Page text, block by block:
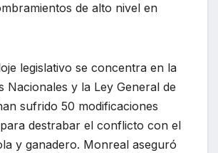
de alto nivel en
legislativo se concentra en la
Nacionales y la Ley General de
sufrido 50 modificaciones
destrabar el conflicto con el
y ganadero. Monreal aseguró